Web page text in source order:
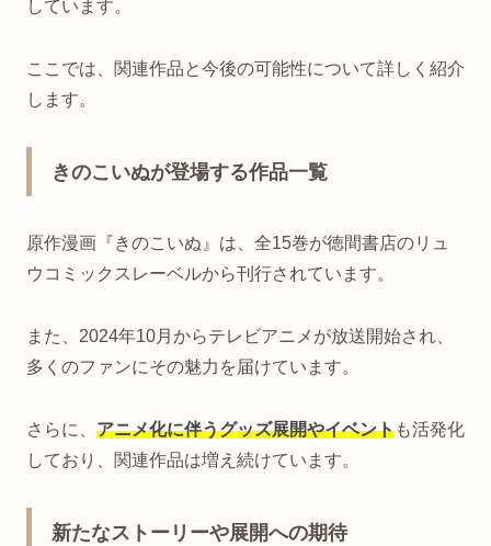
しています。
ここでは、関連作品と今後の可能性について詳しく紹介
します。
きのこいぬが登場する作品一覧
原作漫画『きのこいぬ』は、全15巻が徳間書店のリュ
ウコミックスレーベルから刊行されています。
また、2024年10月からテレビアニメが放送開始され、
多くのファンにその魅力を届けています。
さらに、 アニメ化に伴うグッズ展開やイベントも活発化
しており、関連作品は増え続けています。
新たなストーリーや展開への期待